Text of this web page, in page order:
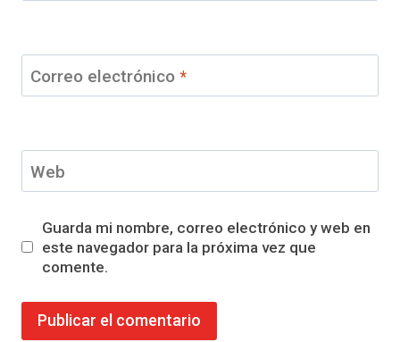
Correo electrónico *
Web
Guarda mi nombre, correo electrónico y web en
este navegador para la próxima vez que
comente.